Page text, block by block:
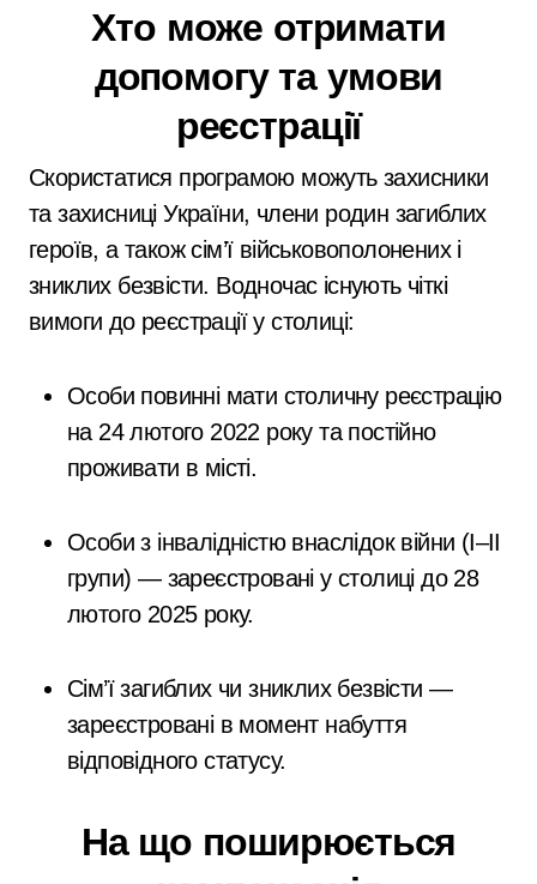
Хто може отримати
допомогу та умови
реєстрації
Скористатися програмою можуть захисники
та захисниці України, члени родин загиблих
героїв, а також сім’ї військовополонених і
зниклих безвісти. Водночас існують чіткі
вимоги до реєстрації у столиці:
Особи повинні мати столичну реєстрацію
на 24 лютого 2022 року та постійно
проживати в місті.
Особи з інвалідністю внаслідок війни (I–II
групи) — зареєстровані у столиці до 28
лютого 2025 року.
Сім’ї загиблих чи зниклих безвісти —
зареєстровані в момент набуття
відповідного статусу.
На що поширюється